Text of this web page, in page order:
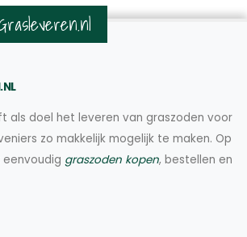
als doel het leveren van graszoden voor
zo makkelijk mogelijk te maken. Op
eenvoudig graszoden kopen, bestellen en